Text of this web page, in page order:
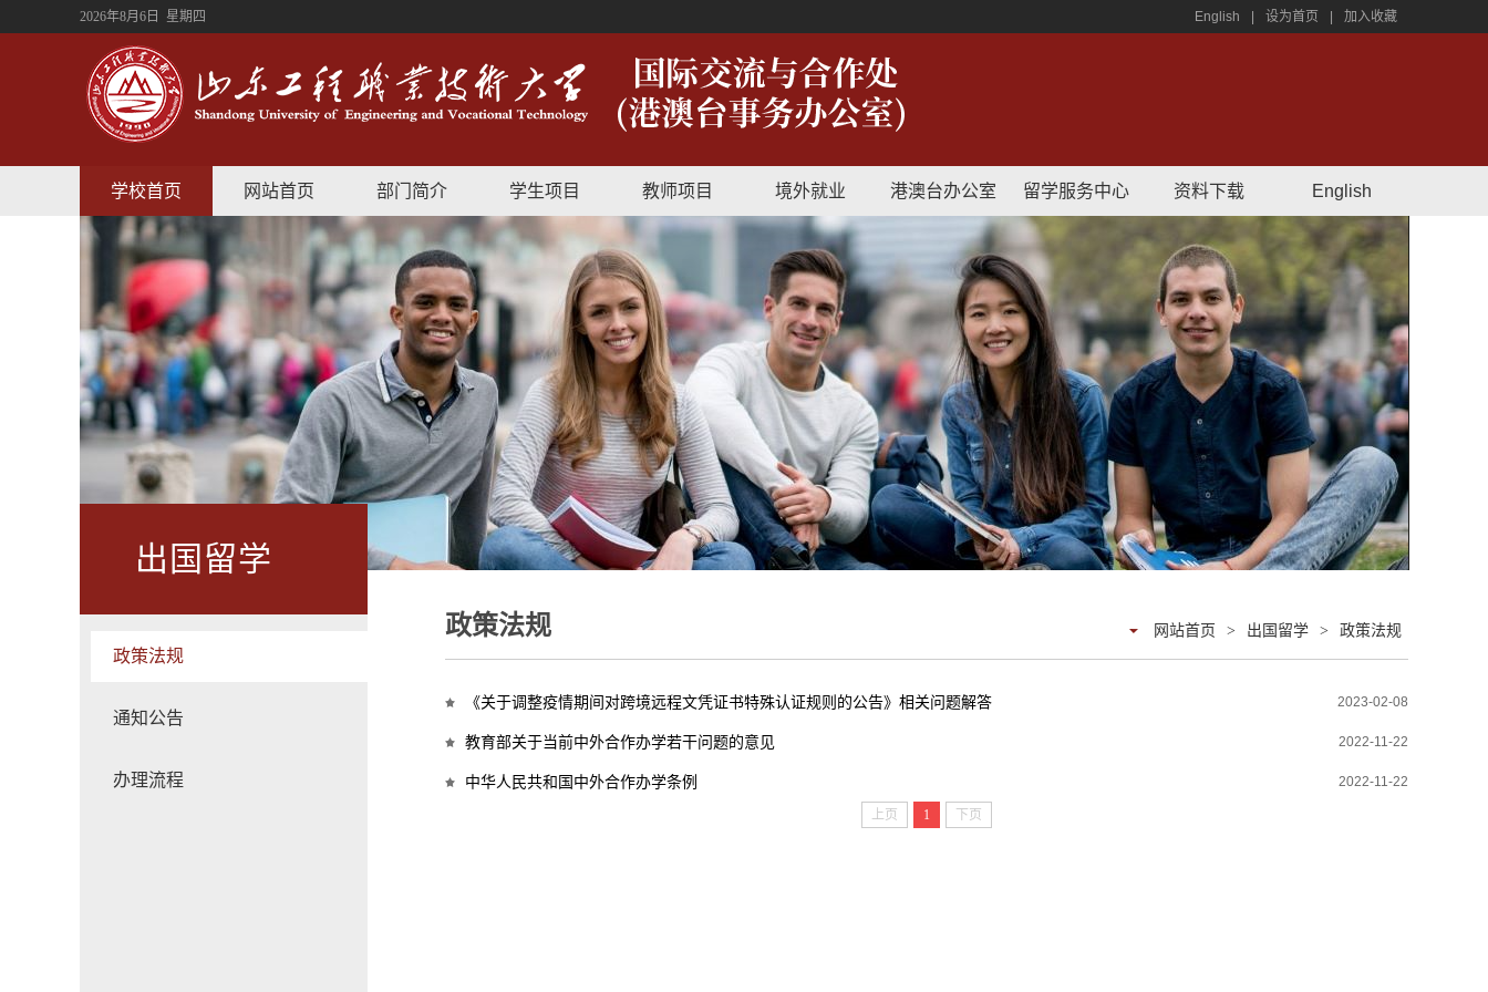
2026年8月6日 星期四 English 设为首页 加入收藏
学校首页 网站首页 部门简介 学生项目 教师项目 境外就业 港澳台办公室 留学服务中心 资料下载 English
出国留学
政策法规
通知公告
办理流程
政策法规 网站首页 > 出国留学 > 政策法规
《关于调整疫情期间对跨境远程文凭证书特殊认证规则的公告》相关问题解答 2023-02-08
教育部关于当前中外合作办学若干问题的意见 2022-11-22
​中华人民共和国中外合作办学条例 2022-11-22
上页 1 下页